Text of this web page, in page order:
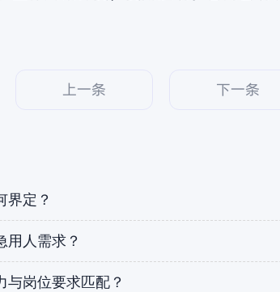
上一条 下一条
界定？
用人需求？
岗位要求匹配？